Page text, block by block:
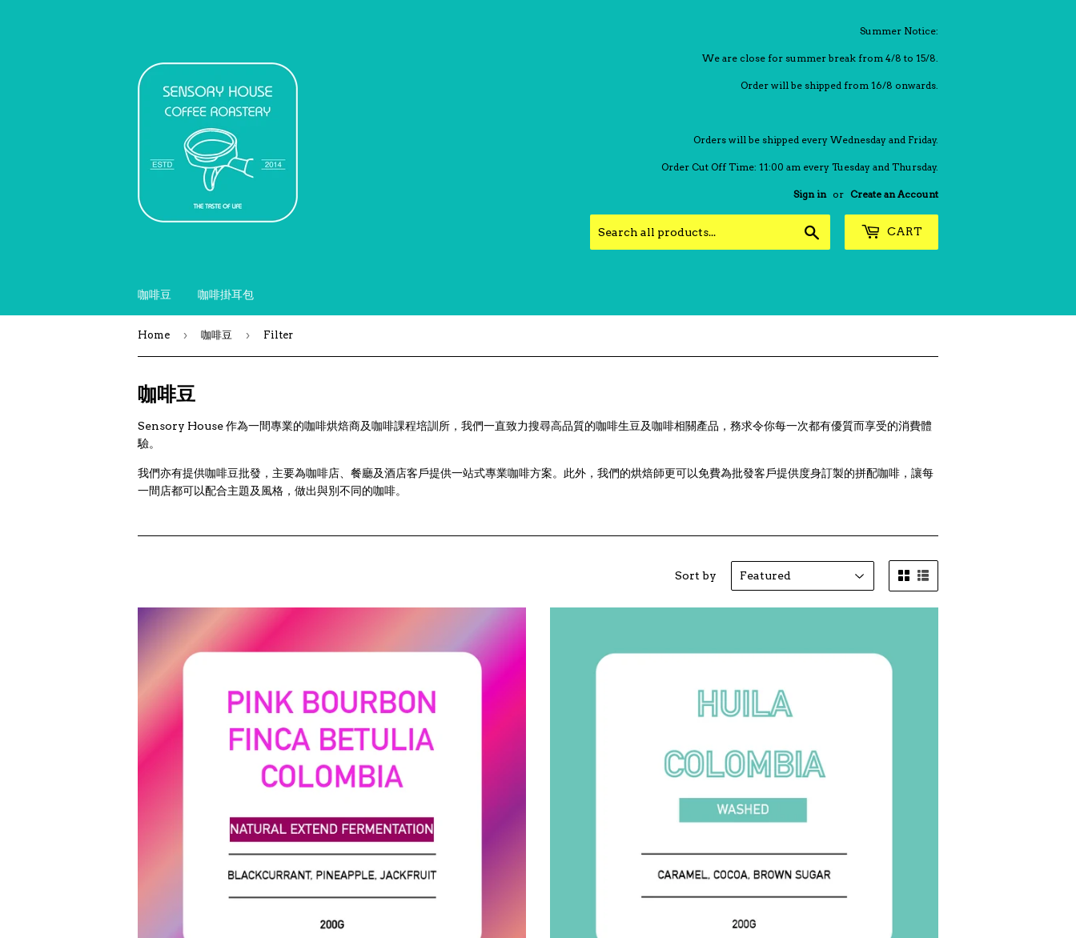
Summer Notice:
We are close for summer break from 4/8 to 15/8.
Order will be shipped from 16/8 onwards.
Orders will be shipped every Wednesday and Friday.
Order Cut Off Time: 11:00 am every Tuesday and Thursday.
Sign in or Create an Account
CART
咖啡豆 咖啡掛耳包
Home › 咖啡豆 › Filter
咖啡豆
Sensory House 作為一間專業的咖啡烘焙商及咖啡課程培訓所，我們一直致力搜尋高品質的咖啡生豆及咖啡相關產品，務求令你每一次都有優質而享受的消費體
驗。
我們亦有提供咖啡豆批發，主要為咖啡店、餐廳及酒店客戶提供一站式專業咖啡方案。此外，我們的烘焙師更可以免費為批發客戶提供度身訂製的拼配咖啡，讓每
一間店都可以配合主題及風格，做出與別不同的咖啡。
Sort by